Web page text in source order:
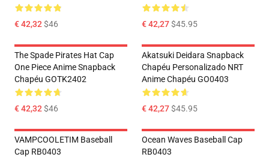
€ 42,32$46 € 42,27$45.95
The Spade Pirates Hat Cap
One Piece Anime Snapback
Chapéu GOTK2402
€ 42,32$46
Akatsuki Deidara Snapback
Chapéu Personalizado NRT
Anime Chapéu GO0403
€ 42,27$45.95
VAMPCOOLETIM Baseball
Cap RB0403
Ocean Waves Baseball Cap
RB0403